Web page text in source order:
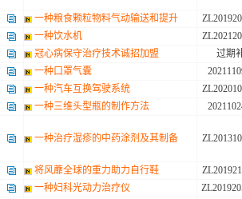
一种粮食颗粒物料气动输送和提升
一种饮水机
冠心病保守治疗技术诚招加盟
过期
一种口罩气囊
一种汽车互换驾驶系统
一种三维头型瓶的制作方法
一种治疗湿疹的中药涂剂及其制备
将风蘼全球的重力助力自行鞋
一种妇科光动力治疗仪